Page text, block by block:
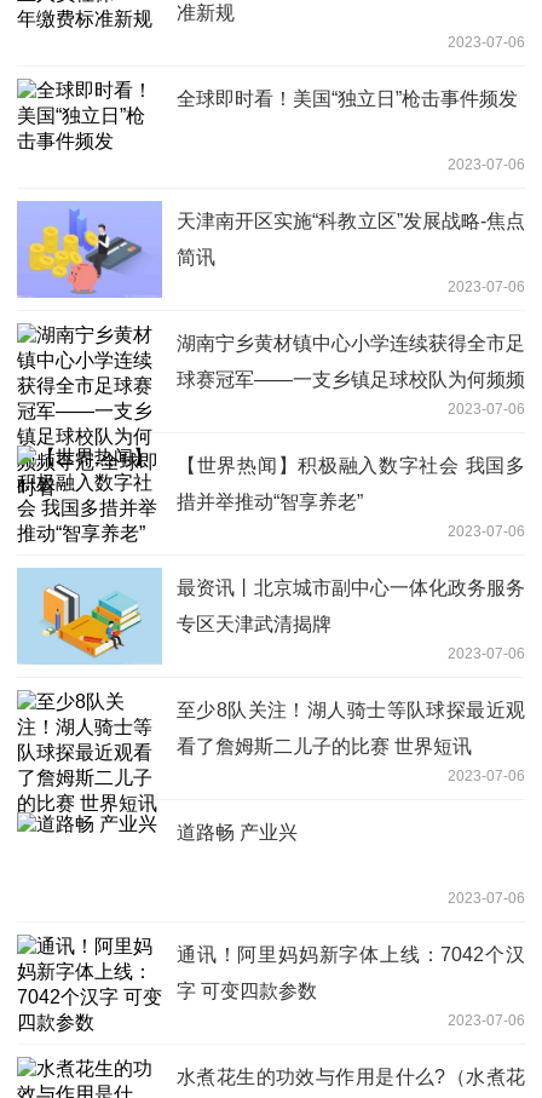
准新规
2023-07-06
全球即时看！美国“独立日”枪击事件频发
2023-07-06
天津南开区实施“科教立区”发展战略-焦点
简讯
2023-07-06
湖南宁乡黄材镇中心小学连续获得全市足
球赛冠军——一支乡镇足球校队为何频频
2023-07-06
【世界热闻】积极融入数字社会 我国多
措并举推动“智享养老”
2023-07-06
最资讯丨北京城市副中心一体化政务服务
专区天津武清揭牌
2023-07-06
至少8队关注！湖人骑士等队球探最近观
看了詹姆斯二儿子的比赛 世界短讯
2023-07-06
道路畅 产业兴
2023-07-06
通讯！阿里妈妈新字体上线：7042个汉
字 可变四款参数
2023-07-06
水煮花生的功效与作用是什么?（水煮花